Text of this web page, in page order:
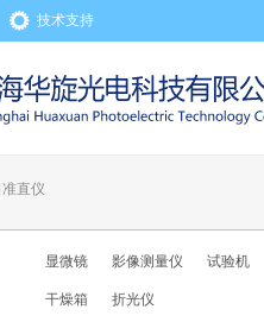
技术支持
准直仪
显微镜 影像测量仪 试验机
干燥箱 折光仪